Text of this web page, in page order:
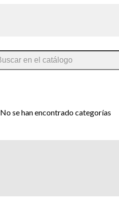
No se han encontrado categorías